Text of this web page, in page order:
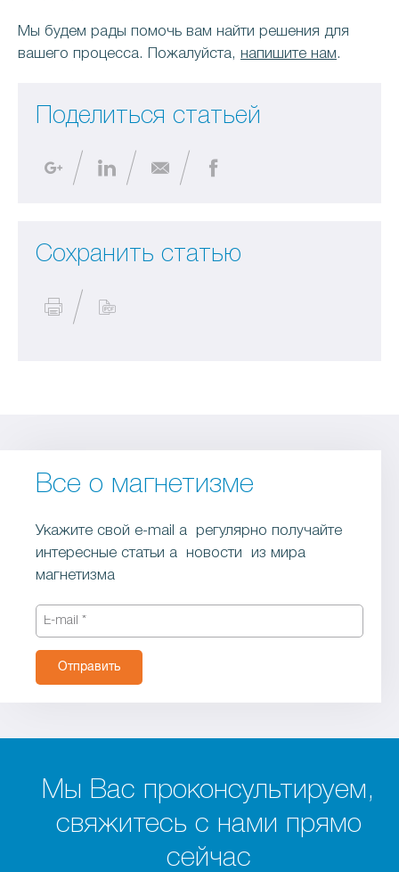
Мы будем рады помочь вам найти решения для
вашего процесса. Пожалуйста, напишите нам.
Поделиться статьей
Сохранить статью
Все о магнетизме
Укажите свой e-mail a регулярно получайте
интересные статьи a новости из мира
магнетизма
Отправить
Мы Вас проконсультируем,
свяжитесь с нами прямо
сейчас